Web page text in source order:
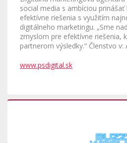
social media s ambíciou
efektívne riešenia s využitím
digitálneho marketingu. „Sme
zmyslom pre efektívne riešenia,
partnerom výsledky.“ Členstvo v:
www.psdigital.sk